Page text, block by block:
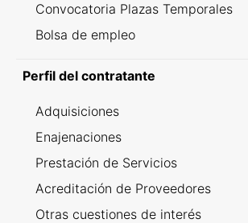
Convocatoria Plazas Temporales
Bolsa de empleo
Perfil del contratante
Adquisiciones
Enajenaciones
Prestación de Servicios
Acreditación de Proveedores
Otras cuestiones de interés